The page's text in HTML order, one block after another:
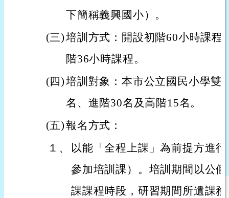
下簡稱義興國小）。
(三)培訓方式：開設初階60小時課程
階36小時課程。
(四)培訓對象：本市公立國民小學雙
名、進階30名及高階15名。
(五)報名方式：
１、
以能「全程上課」為前提方進
參加培訓課）。培訓期間以公
課課程時段，研習期間所遺課